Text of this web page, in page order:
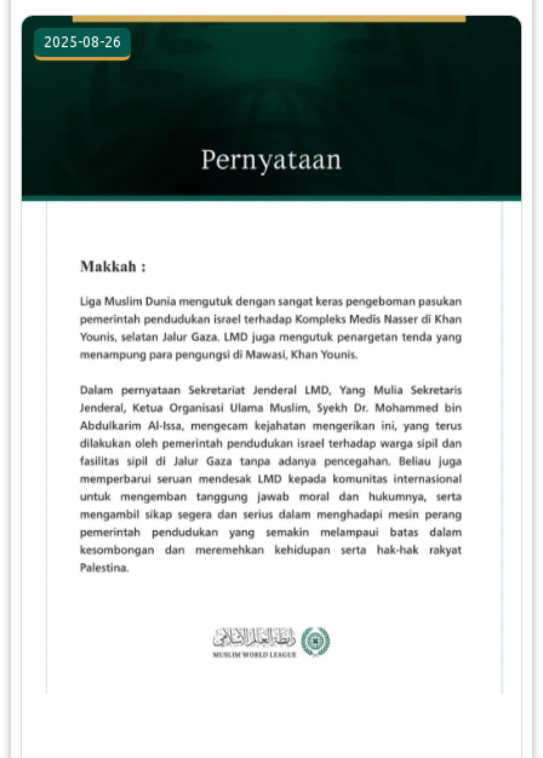
2025-08-26